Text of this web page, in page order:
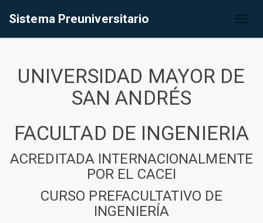
Sistema Preuniversitario
UNIVERSIDAD MAYOR DE
SAN ANDRÉS
FACULTAD DE INGENIERIA
ACREDITADA INTERNACIONALMENTE
POR EL CACEI
CURSO PREFACULTATIVO DE
INGENIERÍA